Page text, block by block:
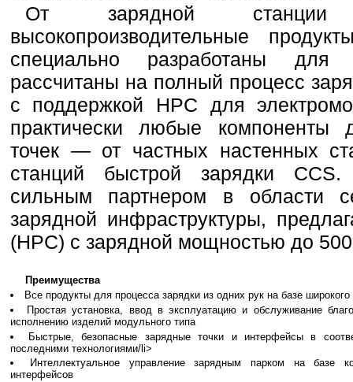
От зарядной станции
высокопроизводительные
специально разработаны
рассчитаны на полный процесс
с поддержкой HPC для
практически любые компоненты
точек — от частных настенных
станций быстрой зарядки
сильным партнером в области
зарядной инфраструктуры,
(HPC) с зарядной мощностью до 500
Преимущества
Все продукты для процесса зарядки из одних рук на базе
Простая установка, ввод в эксплуатацию и обслуживание
исполнению изделий модульного типа
Быстрые, безопасные зарядные точки и интерфейсы в
последними технологиями/li>
Интеллектуальное управление зарядным парком на базе
интерфейсов